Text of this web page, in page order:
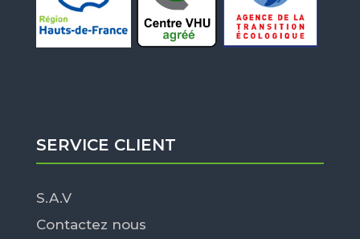
SERVICE CLIENT
S.A.V
Contactez nous